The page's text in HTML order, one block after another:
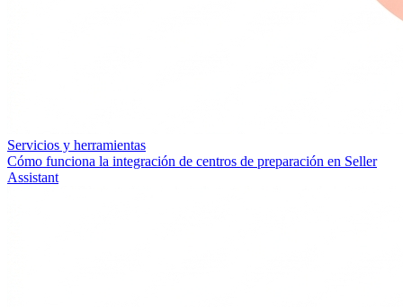
Servicios y herramientas
Cómo funciona la integración de centros de preparación en Seller
Assistant